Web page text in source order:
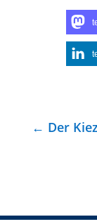
← Der